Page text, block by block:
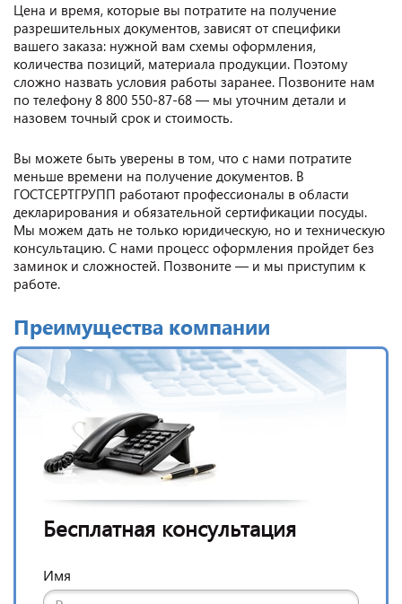
Цена и время, которые вы потратите на получение
разрешительных документов, зависят от специфики
вашего заказа: нужной вам схемы оформления,
количества позиций, материала продукции. Поэтому
сложно назвать условия работы заранее. Позвоните нам
по телефону 8 800 550-87-68 — мы уточним детали и
назовем точный срок и стоимость.
Вы можете быть уверены в том, что с нами потратите
меньше времени на получение документов. В
ГОСТСЕРТГРУПП работают профессионалы в области
декларирования и обязательной сертификации посуды.
Мы можем дать не только юридическую, но и техническую
консультацию. С нами процесс оформления пройдет без
заминок и сложностей. Позвоните — и мы приступим к
работе.
Преимущества компании
Бесплатная консультация
Имя